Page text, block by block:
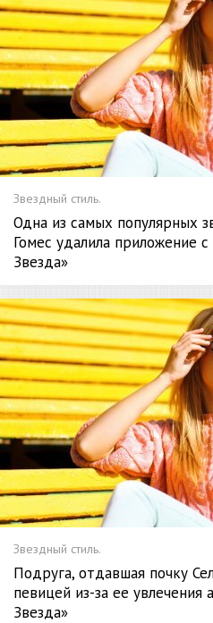
Звездный стиль.
Одна из самых популярных
Гомес удалила приложение
Звезда»
Звездный стиль.
Подруга, отдавшая почку
певицей из-за ее увлечения
Звезда»